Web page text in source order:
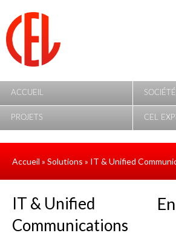
ACCUEIL SOCIÉTÉ
PROJETS CEL
Accueil » Solutions » IT & Unified
IT & Unified
Communications